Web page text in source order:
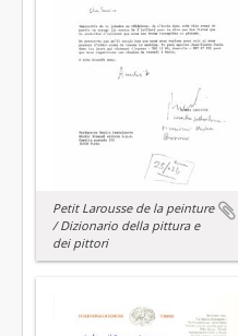
Petit Larousse de la peinture
/ Dizionario della pittura e
dei pittori